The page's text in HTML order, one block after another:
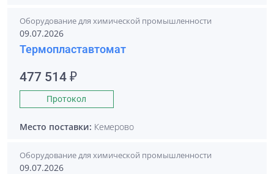
Оборудование для химической промышленности
09.07.2026
Термопластавтомат
477 514 ₽
Протокол
Место поставки: Кемерово
Оборудование для химической промышленности
09.07.2026